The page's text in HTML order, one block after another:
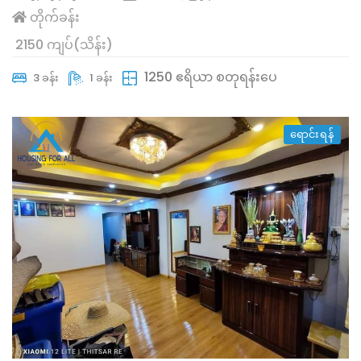
တိုက်ခန်း
2150 ကျပ်(သိန်း)
3 ခန်း 1 ခန်း 1250 ဧရိယာ စတုရန်းပေ
ရောင်းရန်